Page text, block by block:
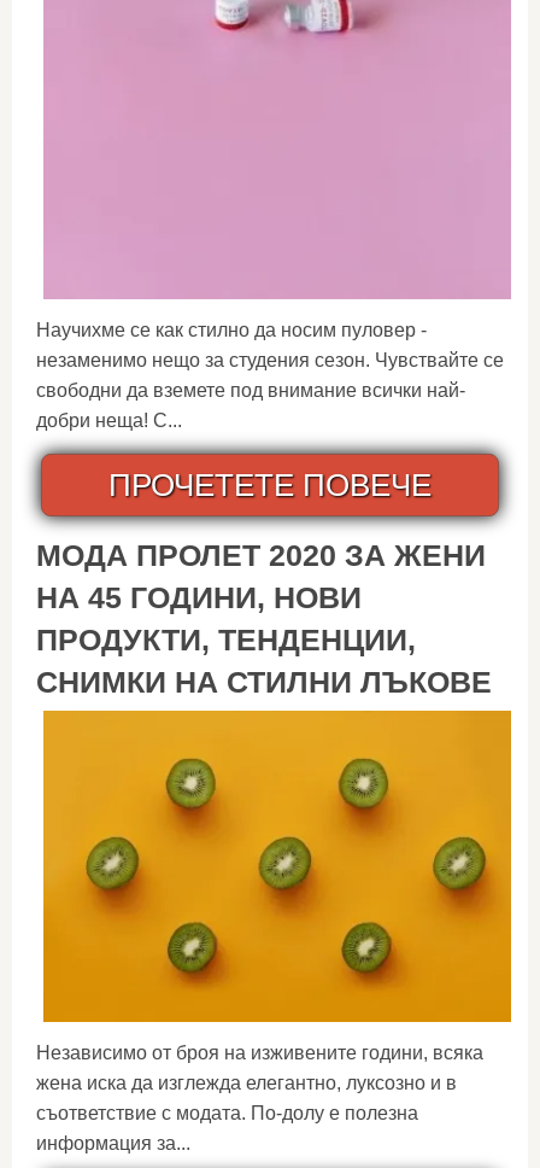
Научихме се как стилно да носим пуловер -
незаменимо нещо за студения сезон. Чувствайте се
свободни да вземете под внимание всички най-
добри неща! С...
ПРОЧЕТЕТЕ ПОВЕЧЕ
МОДА ПРОЛЕТ 2020 ЗА ЖЕНИ
НА 45 ГОДИНИ, НОВИ
ПРОДУКТИ, ТЕНДЕНЦИИ,
СНИМКИ НА СТИЛНИ ЛЪКОВЕ
Независимо от броя на изживените години, всяка
жена иска да изглежда елегантно, луксозно и в
съответствие с модата. По-долу е полезна
информация за...